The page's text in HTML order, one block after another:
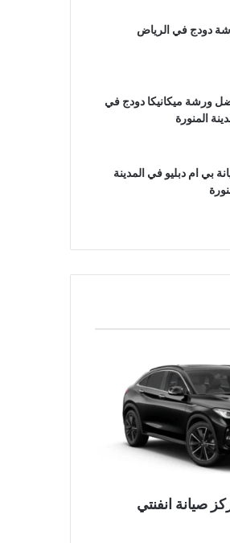
دودج في الرياض
ورشة ميكانيكا دودج في
المنورة
بي ام دبليو في المدينة
صيانة انفنتي